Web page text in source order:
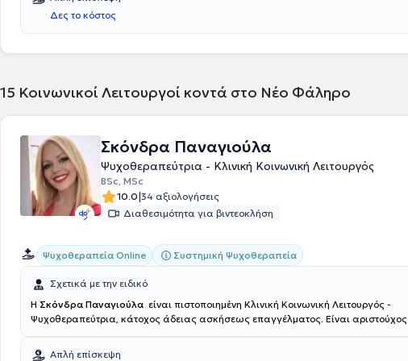
Δες το κόστος
15 Κοινωνικοί Λειτουργοί κοντά στο Νέο Φάληρο
Σκόνδρα Παναγιούλα
Ψυχοθεραπεύτρια - Κλινική Κοινωνική Λειτουργός
BSc, MSc
10.0|34 αξιολογήσεις
Διαθεσιμότητα για βιντεοκλήση
Ψυχοθεραπεία Online Συστημική Ψυχοθεραπεία
Σχετικά με την ειδικό
Η Σκόνδρα Παναγιούλα είναι πιστοποιημένη Κλινική Κοινωνική Λειτουργός -
Ψυχοθεραπεύτρια, κάτοχος άδειας ασκήσεως επαγγέλματος. Είναι αριστούχος
εκπαίδευση της στη Συστημική - Οικογενειακή Ψυχοθεραπεία στην Εταιρεία
Απλή επίσκεψη